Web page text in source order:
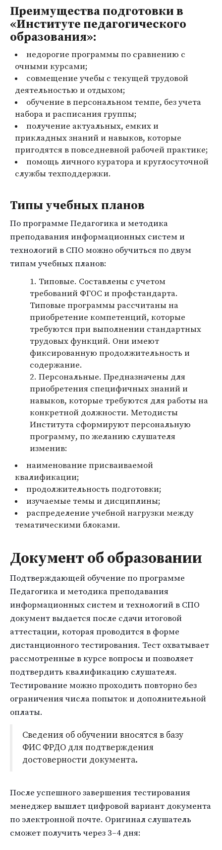
Преимущества подготовки в
«Институте педагогического
образования»:
недорогие программы по сравнению с
очными курсами;
совмещение учебы с текущей трудовой
деятельностью и отдыхом;
обучение в персональном темпе, без учета
набора и расписания группы;
получение актуальных, емких и
прикладных знаний и навыков, которые
пригодятся в повседневной рабочей практике;
помощь личного куратора и круглосуточной
службы техподдержки.
Типы учебных планов
По программе Педагогика и методика
преподавания информационных систем и
технологий в СПО можно обучиться по двум
типам учебных планов:
Типовые. Составлены с учетом
требований ФГОС и профстандарта.
Типовые программы рассчитаны на
приобретение компетенций, которые
требуются при выполнении стандартных
трудовых функций. Они имеют
фиксированную продолжительность и
содержание.
Персональные. Предназначены для
приобретения специфичных знаний и
навыков, которые требуются для работы на
конкретной должности. Методисты
Института сформируют персональную
программу, по желанию слушателя
изменив:
наименование присваиваемой
квалификации;
продолжительность подготовки;
изучаемые темы и дисциплины;
распределение учебной нагрузки между
тематическими блоками.
Документ об образовании
Подтверждающей обучение по программе
Педагогика и методика преподавания
информационных систем и технологий в СПО
документ выдается после сдачи итоговой
аттестации, которая проводится в форме
дистанционного тестирования. Тест охватывает
рассмотренные в курсе вопросы и позволяет
подтвердить квалификацию слушателя.
Тестирование можно проходить повторно без
ограничения числа попыток и дополнительной
оплаты.
Сведения об обучении вносятся в базу
ФИС ФРДО для подтверждения
достоверности документа.
После успешного завершения тестирования
менеджер вышлет цифровой вариант документа
по электронной почте. Оригинал слушатель
сможет получить через 3–4 дня: